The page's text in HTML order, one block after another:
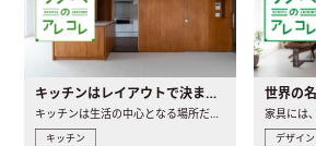
キッチンはレイアウトで決まる。後悔しないための考え方と選び方
キッチン デザイン